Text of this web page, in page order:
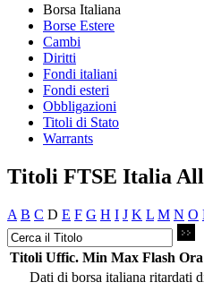
Borsa Italiana
Borse Estere
Cambi
Diritti
Fondi italiani
Fondi esteri
Obbligazioni
Titoli di Stato
Warrants
Titoli FTSE Italia
A B C D E F G H I J K L M N O
Titoli Uffic. Min Max Flash
Dati di borsa italiana ritardati